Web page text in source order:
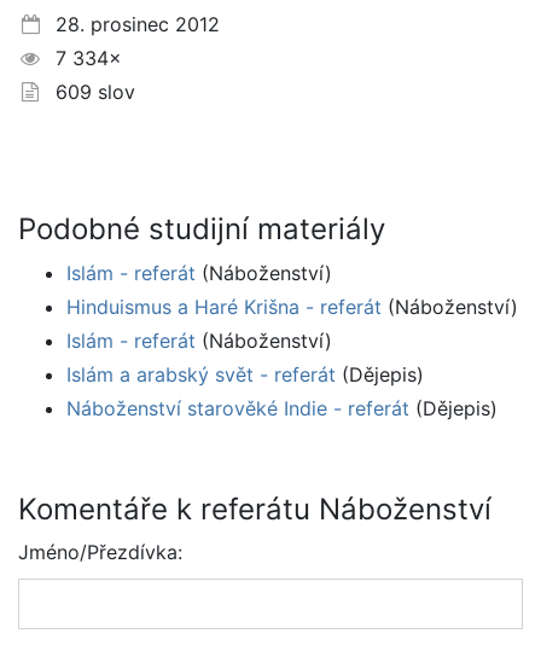
28. prosinec 2012
7 334×
609 slov
Podobné studijní materiály
Islám - referát (Náboženství)
Hinduismus a Haré Krišna - referát (Náboženství)
Islám - referát (Náboženství)
Islám a arabský svět - referát (Dějepis)
Náboženství starověké Indie - referát (Dějepis)
Komentáře k referátu Náboženství
Jméno/Přezdívka: